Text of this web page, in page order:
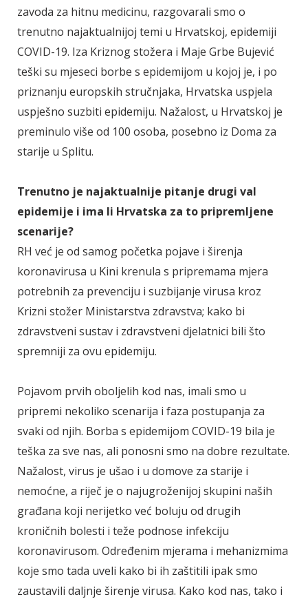
zavoda za hitnu medicinu, razgovarali smo o
trenutno najaktualnijoj temi u Hrvatskoj, epidemiji
COVID-19. Iza Kriznog stožera i Maje Grbe Bujević
teški su mjeseci borbe s epidemijom u kojoj je, i po
priznanju europskih stručnjaka, Hrvatska uspjela
uspješno suzbiti epidemiju. Nažalost, u Hrvatskoj je
preminulo više od 100 osoba, posebno iz Doma za
starije u Splitu.
Trenutno je najaktualnije pitanje drugi val
epidemije i ima li Hrvatska za to pripremljene
scenarije?
RH već je od samog početka pojave i širenja
koronavirusa u Kini krenula s pripremama mjera
potrebnih za prevenciju i suzbijanje virusa kroz
Krizni stožer Ministarstva zdravstva; kako bi
zdravstveni sustav i zdravstveni djelatnici bili što
spremniji za ovu epidemiju.
Pojavom prvih oboljelih kod nas, imali smo u
pripremi nekoliko scenarija i faza postupanja za
svaki od njih. Borba s epidemijom COVID-19 bila je
teška za sve nas, ali ponosni smo na dobre rezultate.
Nažalost, virus je ušao i u domove za starije i
nemoćne, a riječ je o najugroženijoj skupini naših
građana koji nerijetko već boluju od drugih
kroničnih bolesti i teže podnose infekciju
koronavirusom. Određenim mjerama i mehanizmima
koje smo tada uveli kako bi ih zaštitili ipak smo
zaustavili daljnje širenje virusa. Kako kod nas, tako i